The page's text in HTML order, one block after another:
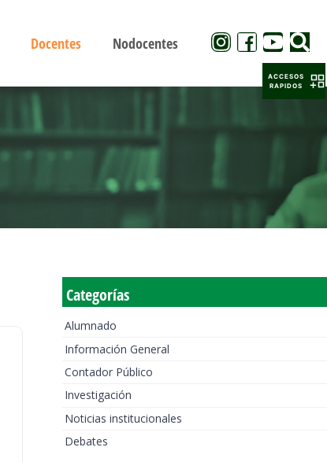
Docentes Nodocentes
Categorías
Alumnado
Información General
Contador Público
Investigación
Noticias institucionales
Debates
ACCESOS
RAPIDOS